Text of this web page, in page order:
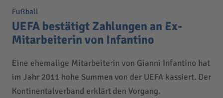
Fußball
UEFA bestätigt Zahlungen an Ex-
Mitarbeiterin von Infantino
Eine ehemalige Mitarbeiterin von Gianni Infantino hat
im Jahr 2011 hohe Summen von der UEFA kassiert. Der
Kontinentalverband erklärt den Vorgang.